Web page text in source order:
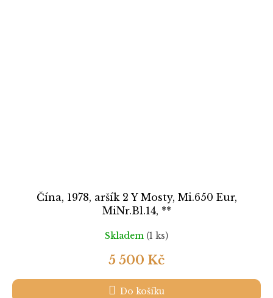
Čína, 1978, aršík 2 Y Mosty, Mi.650 Eur,
MiNr.Bl.14, **
Skladem (1 ks)
5 500 Kč
Do košíku